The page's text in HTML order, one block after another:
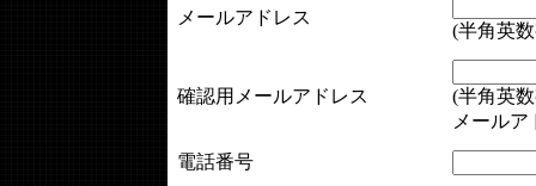
メールアドレス
(半角英
確認用メールアドレス
(半角英
メール
電話番号